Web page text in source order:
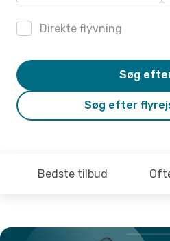
Direkte flyvning
Søg efter
Søg
Bedste tilbud